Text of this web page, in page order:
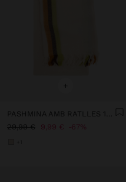
+
29,99 €
9,99 € 67%